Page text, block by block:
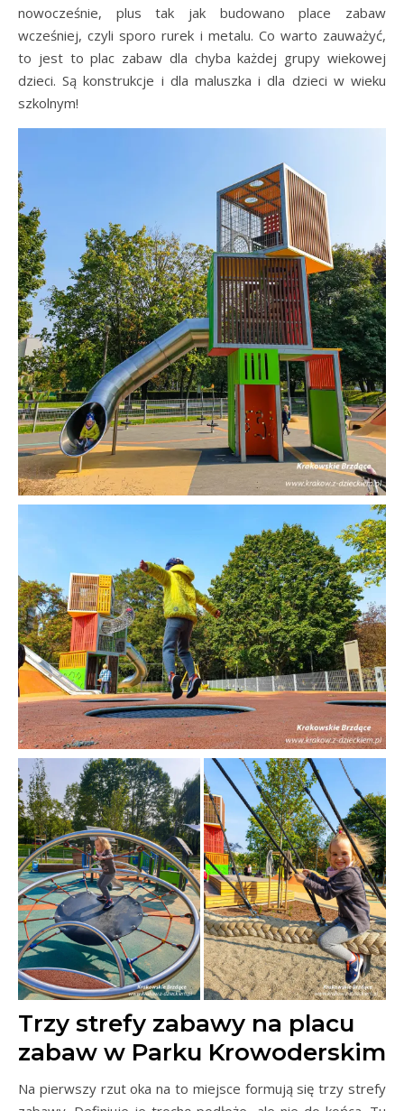
nowocześnie, plus tak jak budowano place zabaw
wcześniej, czyli sporo rurek i metalu. Co warto zauważyć,
to jest to plac zabaw dla chyba każdej grupy wiekowej
dzieci. Są konstrukcje i dla maluszka i dla dzieci w wieku
szkolnym!
Trzy strefy zabawy na placu
zabaw w Parku Krowoderskim
Na pierwszy rzut oka na to miejsce formują się trzy strefy